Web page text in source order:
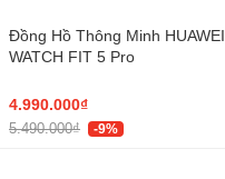
Đồng Hồ Thông Minh HUAWEI
WATCH FIT 5 Pro
4.990.000₫
5.490.000₫ -9%